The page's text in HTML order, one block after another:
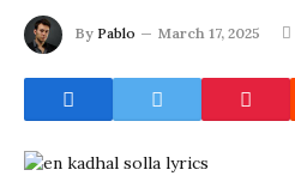
By Pablo March 17, 2025